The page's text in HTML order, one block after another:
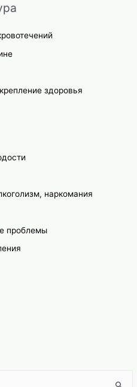
здоровья
наркомания
проблемы